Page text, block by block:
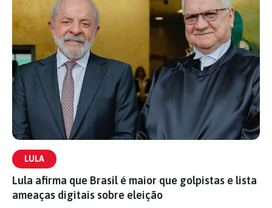
LULA
Lula afirma que Brasil é maior que golpistas e lista
ameaças digitais sobre eleição